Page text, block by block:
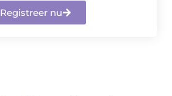
Registreer nu